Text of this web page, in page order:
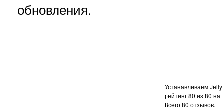
обновления.
Устанавливаем
рейтинг80 из 80 на
Всего80 отзывов.